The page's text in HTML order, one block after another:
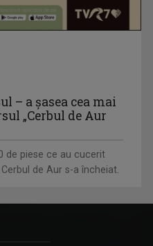
– a şasea cea mai
„Cerbul de Aur
de piese ce au cucerit
de Aur s-a încheiat.